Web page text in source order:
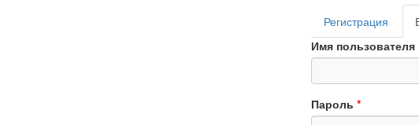
Главные
вкладки
Регистрация
Имя
Пароль *